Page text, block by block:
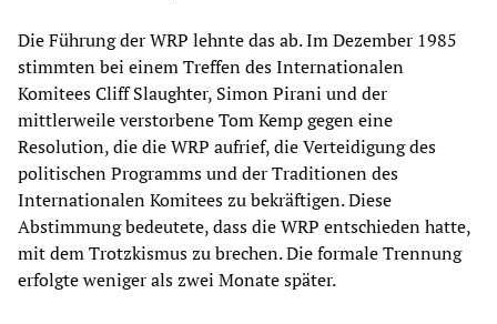
Die Führung der WRP lehnte das ab. Im Dezember 1985
stimmten bei einem Treffen des Internationalen
Komitees Cliff Slaughter, Simon Pirani und der
mittlerweile verstorbene Tom Kemp gegen eine
Resolution, die die WRP aufrief, die Verteidigung des
politischen Programms und der Traditionen des
Internationalen Komitees zu bekräftigen. Diese
Abstimmung bedeutete, dass die WRP entschieden hatte,
mit dem Trotzkismus zu brechen. Die formale Trennung
erfolgte weniger als zwei Monate später.